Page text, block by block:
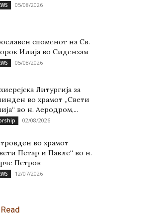
05/08/2026
споменот на Св.
Илија во Сиденхам
05/08/2026
Литургија за
во храмот „Свети
во н. Аеродром,...
02/08/2026
во храмот
Петар и Павле“ во н.
Петров
12/07/2026